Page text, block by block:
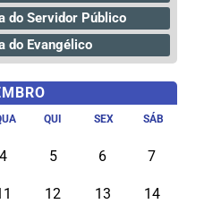
do Servidor Público
do Evangélico
QUI SEX SÁB
4 5 6 7
12 13 14